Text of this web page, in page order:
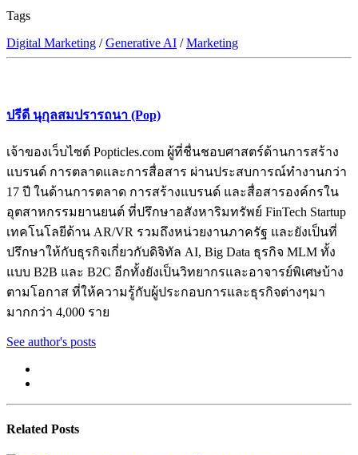
Tags
Digital Marketing /Generative AI /Marketing
ปรีดี นุกุลสมปรารถนา (Pop)
เจ้าของเว็บไซต์ Popticles.com ผู้ที่ชื่นชอบศาสตร์ด้านการสร้าง
แบรนด์ การตลาดและการสื่อสาร ผ่านประสบการณ์ทำงานกว่า
17 ปี ในด้านการตลาด การสร้างแบรนด์ และสื่อสารองค์กรใน
อุตสาหกรรมยานยนต์ ที่ปรึกษาอสังหาริมทรัพย์ FinTech Startup
เทคโนโลยีด้าน AR/VR รวมถึงหน่วยงานภาครัฐ และยังเป็นที่
ปรึกษาให้กับธุรกิจเกี่ยวกับดิจิทัล AI, Big Data ธุรกิจ MLM ทั้ง
แบบ B2B และ B2C อีกทั้งยังเป็นวิทยากรและอาจารย์พิเศษบ้าง
ตามโอกาส ที่ให้ความรู้กับผู้ประกอบการและธุรกิจต่างๆมา
มากกว่า 4,000 ราย
See author's posts
Related Posts